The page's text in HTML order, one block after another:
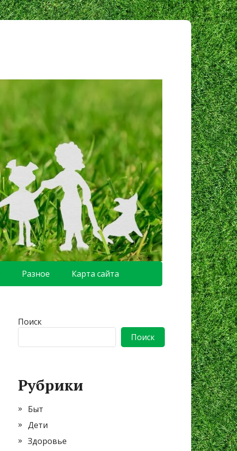
Разное Карта сайта
Поиск
Поиск
Рубрики
Быт
Дети
Здоровье